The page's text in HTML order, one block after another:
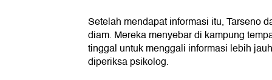
Setelah mendapat informasi itu, Tarseno
diam. Mereka menyebar di kampung
tinggal untuk menggali informasi lebih
diperiksa psikolog.